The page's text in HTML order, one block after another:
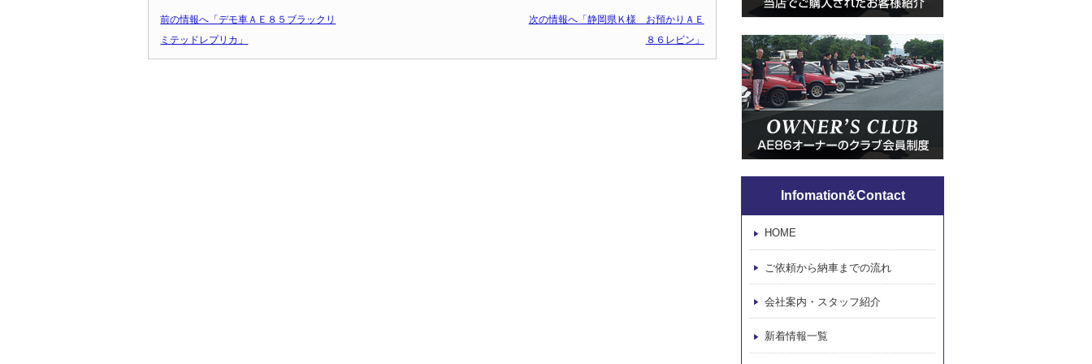
前の情報へ「デモ車ＡＥ８５ブラックリ
ミテッドレプリカ」
次の情報へ「静岡県Ｋ様 お預かりＡＥ
８６レビン」
Infomation&Contact
HOME
ご依頼から納車までの流れ
会社案内・スタッフ紹介
新着情報一覧